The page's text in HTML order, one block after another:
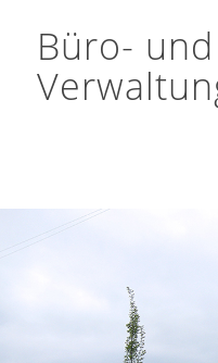
Büro- und